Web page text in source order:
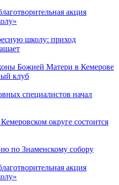
акция
школу: приход
Божией Матери в Кемерове
клуб
специалистов начал
округе состоится
по Знаменскому собору
акция